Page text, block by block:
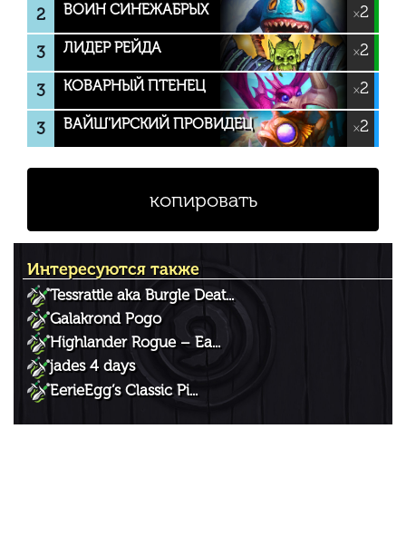
2 ВОИН СИНЕЖАБРЫХ ×2
3 ЛИДЕР РЕЙДА ×2
3 КОВАРНЫЙ ПТЕНЕЦ ×2
3 ВАЙШ'ИРСКИЙ ПРОВИДЕЦ ×2
копировать
Интересуются также
Tessrattle aka Burgle Deat...
Galakrond Pogo
Highlander Rogue – Ea...
jades 4 days
EerieEgg’s Classic Pi...